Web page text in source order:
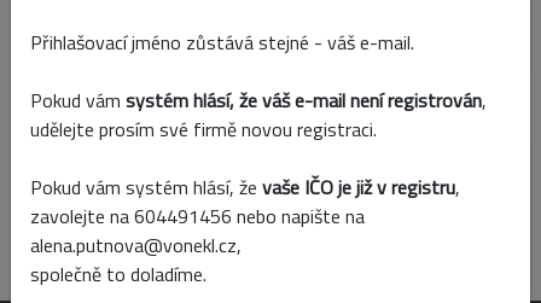
Parametry
Barva
růžová
Přihlašovací jméno zůstává stejné - váš e-mail.
Pokud vám systém hlásí, že váš e-mail není registrován,
udělejte prosím své firmě novou registraci.
Pokud vám systém hlásí, že vaše IČO je již v registru,
zavolejte na 604491456 nebo napište na
alena.putnova@vonekl.cz,
společně to doladíme.